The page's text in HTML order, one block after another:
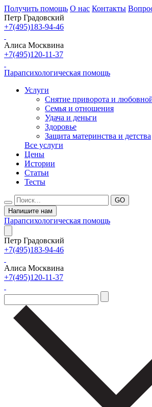
Получить помощь О нас Контакты
Петр Градовский
+7(495)183-94-46
Алиса Москвина
+7(495)120-11-37
Парапсихологическая помощь
Услуги
Снятие приворота и
Семья и отношения
Удача и деньги
Здоровье
Защита материнства и детства
Все услуги
Цены
Истории
Статьи
Тесты
Напишите нам
Парапсихологическая помощь
Петр Градовский
+7(495)183-94-46
Алиса Москвина
+7(495)120-11-37